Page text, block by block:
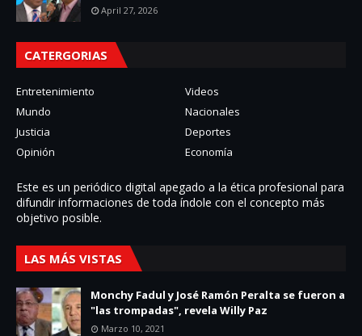
April 27, 2026
CATERGORIAS
Entretenimiento
Videos
Mundo
Nacionales
Justicia
Deportes
Opinión
Economía
Este es un periódico digital apegado a la ética profesional para
difundir informaciones de toda í­ndole con el concepto más
objetivo posible.
LAS MÁS VISTAS
Monchy Fadul y José Ramón Peralta se fueron a
"las trompadas", revela Willy Paz
Marzo 10, 2021